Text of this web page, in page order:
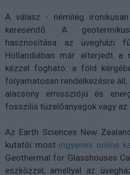
A válasz - némileg
keresendő. A
hasznosítása az üvegházi
Hollandiában már elterjedt a
kézzel fogható: a föld
folyamatosan rendelkezésre
alacsony emissziójú és
fosszilis tüzelőanyagok vagy
Az Earth Sciences New
kutatói most ingyenes online
Geothermal for Glasshouses
eszközzel, amellyel az